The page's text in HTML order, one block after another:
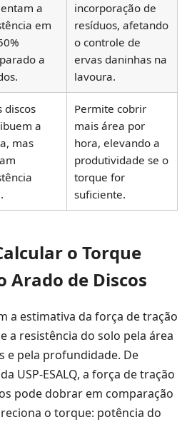
a
em
a
incorporação de
resíduos, afetando
o controle de
ervas daninhas na
lavoura.
discos
a
mas
Permite cobrir
mais área por
hora, elevando a
produtividade se o
torque for
suficiente.
o Torque
Arado de Discos
a estimativa da força de tração
a resistência do solo pela área
e pela profundidade. De
USP-ESALQ, a força de tração
pode dobrar em comparação
o torque: potência do